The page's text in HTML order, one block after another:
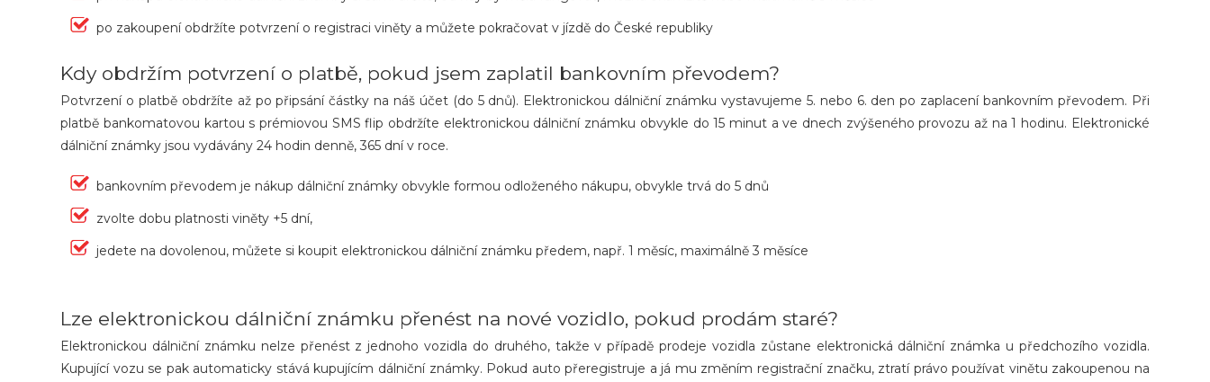
po zakoupení obdržíte potvrzení o registraci viněty a můžete pokračovat v jízdě do České republiky
Kdy obdržím potvrzení o platbě, pokud jsem zaplatil bankovním převodem?
Potvrzení o platbě obdržíte až po připsání částky na náš účet (do 5 dnů). Elektronickou dálniční známku vystavujeme 5. nebo 6. den po zaplacení bankovním převodem. Při
platbě bankomatovou kartou s prémiovou SMS flip obdržíte elektronickou dálniční známku obvykle do 15 minut a ve dnech zvýšeného provozu až na 1 hodinu. Elektronické
dálniční známky jsou vydávány 24 hodin denně, 365 dní v roce.
bankovním převodem je nákup dálniční známky obvykle formou odloženého nákupu, obvykle trvá do 5 dnů
zvolte dobu platnosti viněty +5 dní,
jedete na dovolenou, můžete si koupit elektronickou dálniční známku předem, např. 1 měsíc, maximálně 3 měsíce
Lze elektronickou dálniční známku přenést na nové vozidlo, pokud prodám staré?
Elektronickou dálniční známku nelze přenést z jednoho vozidla do druhého, takže v případě prodeje vozidla zůstane elektronická dálniční známka u předchozího vozidla.
Kupující vozu se pak automaticky stává kupujícím dálniční známky. Pokud auto přeregistruje a já mu změním registrační značku, ztratí právo používat vinětu zakoupenou na